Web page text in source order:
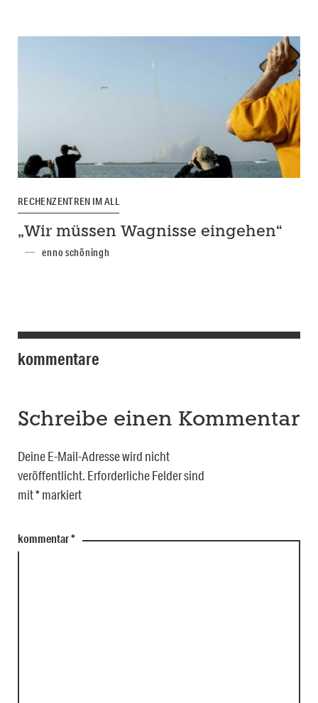
RECHENZENTREN IM ALL
„Wir müssen Wagnisse eingehen“
enno schöningh
kommentare
Schreibe einen Kommentar
Deine E-Mail-Adresse wird nicht
veröffentlicht. Erforderliche Felder sind
mit*markiert
kommentar*